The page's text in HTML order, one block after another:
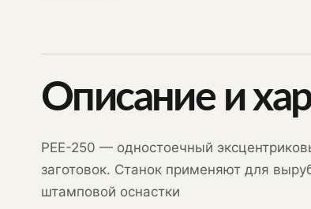
Описание и
PEE-250 — одностоечный
заготовок. Станок применяют для
штамповой оснастки